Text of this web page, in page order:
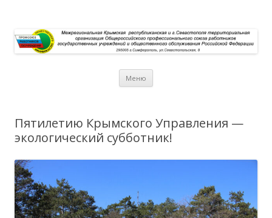
Меню
Пятилетию Крымского Управления —
экологический субботник!